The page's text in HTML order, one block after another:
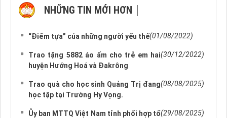
NHỮNG TIN MỚI HƠN
“Điểm tựa” của những người yếu thế(01/08/2022)
Trao tặng 5882 áo ấm cho trẻ em hai
huyện Hướng Hoá và Đakrông
(30/12/2022)
Trao quà cho học sinh Quảng Trị đang
học tập tại Trường Hy Vọng.
(08/08/2025)
Ủy ban MTTQ Việt Nam tỉnh phối hợp tổ(29/08/2025)